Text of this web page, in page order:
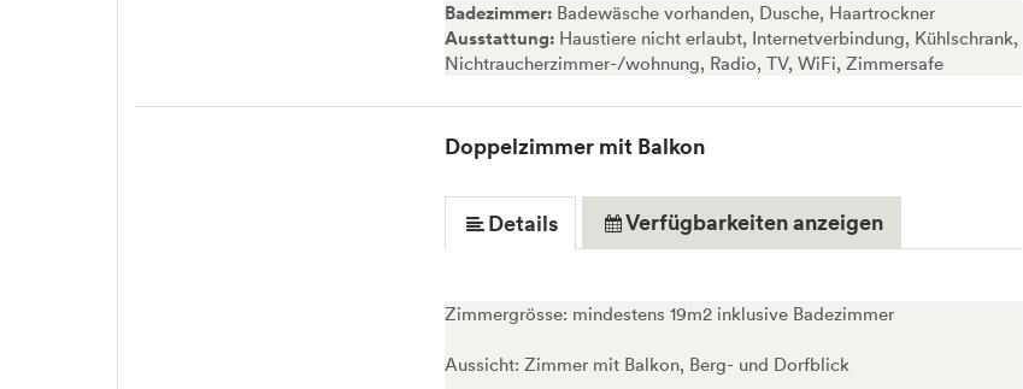
Badezimmer: Badewäsche vorhanden, Dusche, Haartrockner
Ausstattung: Haustiere nicht erlaubt, Internetverbindung, Kühlschrank,
Nichtraucherzimmer-/wohnung, Radio, TV, WiFi, Zimmersafe
Doppelzimmer mit Balkon
Details Verfügbarkeiten anzeigen
Zimmergrösse: mindestens 19m2 inklusive Badezimmer
Aussicht: Zimmer mit Balkon, Berg- und Dorfblick